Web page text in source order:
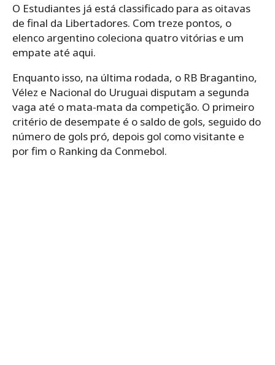
O Estudiantes já está classificado para as oitavas
de final da Libertadores. Com treze pontos, o
elenco argentino coleciona quatro vitórias e um
empate até aqui.
Enquanto isso, na última rodada, o RB Bragantino,
Vélez e Nacional do Uruguai disputam a segunda
vaga até o mata-mata da competição. O primeiro
critério de desempate é o saldo de gols, seguido do
número de gols pró, depois gol como visitante e
por fim o Ranking da Conmebol.